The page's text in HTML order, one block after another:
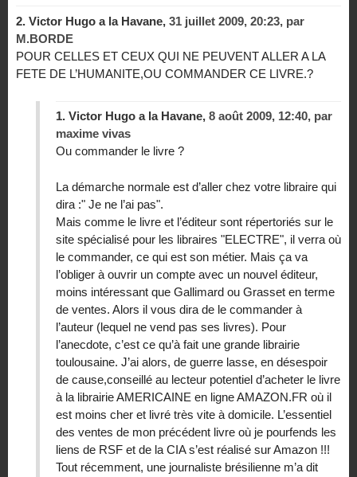
2. Victor Hugo a la Havane, 31 juillet 2009, 20:23, par
M.BORDE
POUR CELLES ET CEUX QUI NE PEUVENT ALLER A LA
FETE DE L’HUMANITE,OU COMMANDER CE LIVRE.?
1. Victor Hugo a la Havane, 8 août 2009, 12:40, par
maxime vivas
Ou commander le livre ?
La démarche normale est d’aller chez votre libraire qui
dira :" Je ne l’ai pas".
Mais comme le livre et l’éditeur sont répertoriés sur le
site spécialisé pour les libraires "ELECTRE", il verra où
le commander, ce qui est son métier. Mais ça va
l’obliger à ouvrir un compte avec un nouvel éditeur,
moins intéressant que Gallimard ou Grasset en terme
de ventes. Alors il vous dira de le commander à
l’auteur (lequel ne vend pas ses livres). Pour
l’anecdote, c’est ce qu’à fait une grande librairie
toulousaine. J’ai alors, de guerre lasse, en désespoir
de cause,conseillé au lecteur potentiel d’acheter le livre
à la librairie AMERICAINE en ligne AMAZON.FR où il
est moins cher et livré très vite à domicile. L’essentiel
des ventes de mon précédent livre où je pourfends les
liens de RSF et de la CIA s’est réalisé sur Amazon !!!
Tout récemment, une journaliste brésilienne m’a dit